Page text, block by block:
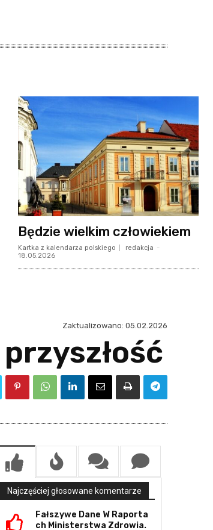
Będzie wielkim człowiekiem
Kartka z kalendarza polskiego redakcja -
18.05.2026